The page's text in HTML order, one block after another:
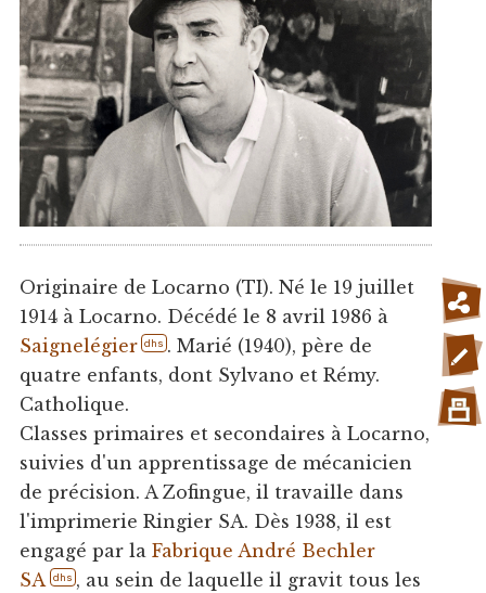
Originaire de Locarno (TI). Né le 19 juillet
1914 à Locarno. Décédé le 8 avril 1986 à
Saignelégier
dhs . Marié (1940), père de
quatre enfants, dont Sylvano et Rémy.
Catholique.
Classes primaires et secondaires à Locarno,
suivies d'un apprentissage de mécanicien
de précision. A Zofingue, il travaille dans
l'imprimerie Ringier SA. Dès 1938, il est
engagé par la Fabrique André Bechler
SA
dhs , au sein de laquelle il gravit tous les